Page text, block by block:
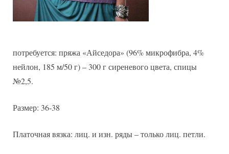
потребуется: пряжа «Айседора» (96% микрофибра, 4%
нейлон, 185 м/50 г) – 300 г сиреневого цвета, спицы
№2,5.
Размер: 36-38
Платочная вязка: лиц. и изн. ряды – только лиц. петли.